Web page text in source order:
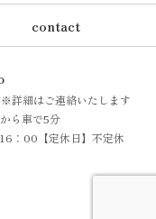
contact
詳細はご連絡いたします
ら車で5分
：00【定休日】不定休